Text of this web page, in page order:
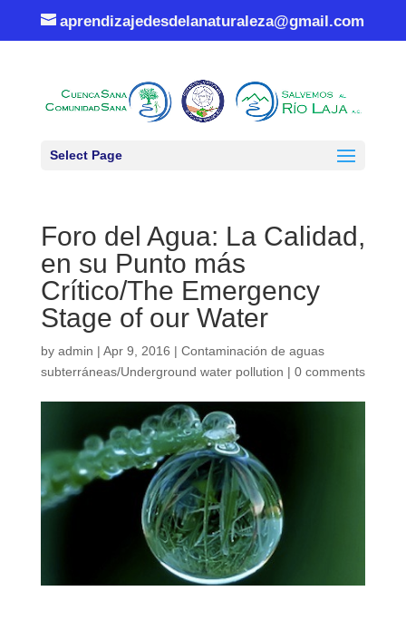
aprendizajedesdelanaturaleza@gmail.com
Select Page
Foro del Agua: La Calidad,
en su Punto más
Crítico/The Emergency
Stage of our Water
by admin | Apr 9, 2016 | Contaminación de aguas
subterráneas/Underground water pollution | 0 comments